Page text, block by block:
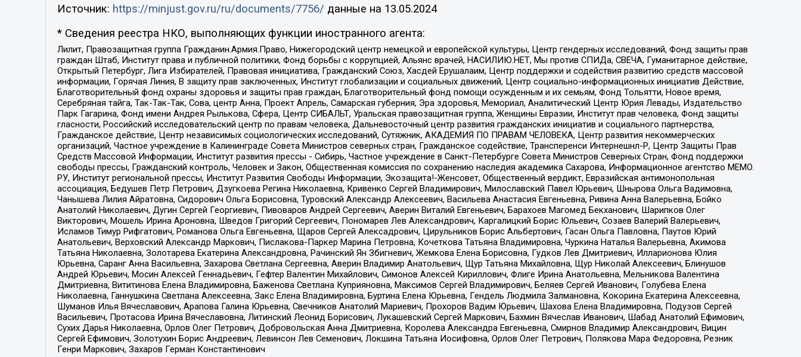
Источник: https://minjust.gov.ru/ru/documents/7756/ данные на 13.05.2024
* Сведения реестра НКО, выполняющих функции иностранного агента:
Лилит, Правозащитная группа Гражданин.Армия.Право, Нижегородский центр немецкой и европейской культуры, Центр гендерных исследований, Фонд защиты прав
граждан Штаб, Институт права и публичной политики, Фонд борьбы с коррупцией, Альянс врачей, НАСИЛИЮ.НЕТ, Мы против СПИДа, СВЕЧА, Гуманитарное действие,
Открытый Петербург, Лига Избирателей, Правовая инициатива, Гражданский Союз, Хасдей Ерушалаим, Центр поддержки и содействия развитию средств массовой
информации, Горячая Линия, В защиту прав заключенных, Институт глобализации и социальных движений, Центр социально-информационных инициатив Действие,
Благотворительный фонд охраны здоровья и защиты прав граждан, Благотворительный фонд помощи осужденным и их семьям, Фонд Тольятти, Новое время,
Серебряная тайга, Так-Так-Так, Сова, центр Анна, Проект Апрель, Самарская губерния, Эра здоровья, Мемориал, Аналитический Центр Юрия Левады, Издательство
Парк Гагарина, Фонд имени Андрея Рылькова, Сфера, Центр СИБАЛЬТ, Уральская правозащитная группа, Женщины Евразии, Институт прав человека, Фонд защиты
гласности, Российский исследовательский центр по правам человека, Дальневосточный центр развития гражданских инициатив и социального партнерства,
Гражданское действие, Центр независимых социологических исследований, Сутяжник, АКАДЕМИЯ ПО ПРАВАМ ЧЕЛОВЕКА, Центр развития некоммерческих
организаций, Частное учреждение в Калининграде Совета Министров северных стран, Гражданское содействие, Трансперенси Интернешнл-Р, Центр Защиты Прав
Средств Массовой Информации, Институт развития прессы - Сибирь, Частное учреждение в Санкт-Петербурге Совета Министров Северных Стран, Фонд поддержки
свободы прессы, Гражданский контроль, Человек и Закон, Общественная комиссия по сохранению наследия академика Сахарова, Информационное агентство МЕМО.
РУ, Институт региональной прессы, Институт Развития Свободы Информации, Экозащита!-Женсовет, Общественный вердикт, Евразийская антимонопольная
ассоциация, Бедушев Петр Петрович, Дзугкоева Регина Николаевна, Кривенко Сергей Владимирович, Милославский Павел Юрьевич, Шнырова Ольга Вадимовна,
Чанышева Лилия Айратовна, Сидорович Ольга Борисовна, Туровский Александр Алексеевич, Васильева Анастасия Евгеньевна, Ривина Анна Валерьевна, Бойко
Анатолий Николаевич, Дугин Сергей Георгиевич, Пивоваров Андрей Сергеевич, Аверин Виталий Евгеньевич, Барахоев Магомед Бекханович, Шарипков Олег
Викторович, Мошель Ирина Ароновна, Шведов Григорий Сергеевич, Пономарев Лев Александрович, Каргалицкий Борис Юльевич, Созаев Валерий Валерьевич,
Исламов Тимур Рифгатович, Романова Ольга Евгеньевна, Щаров Сергей Алексадрович, Цирульников Борис Альбертович, Гасан Ольга Павловна, Паутов Юрий
Анатольевич, Верховский Александр Маркович, Пислакова-Паркер Марина Петровна, Кочеткова Татьяна Владимировна, Чуркина Наталья Валерьевна, Акимова
Татьяна Николаевна, Золотарева Екатерина Александровна, Рачинский Ян Збигневич, Жемкова Елена Борисовна, Гудков Лев Дмитриевич, Илларионова Юлия
Юрьевна, Саранг Анна Васильевна, Захарова Светлана Сергеевна, Аверин Владимир Анатольевич, Щур Татьяна Михайловна, Щур Николай Алексеевич, Блинушов
Андрей Юрьевич, Мосин Алексей Геннадьевич, Гефтер Валентин Михайлович, Симонов Алексей Кириллович, Флиге Ирина Анатольевна, Мельникова Валентина
Дмитриевна, Вититинова Елена Владимировна, Баженова Светлана Куприяновна, Максимов Сергей Владимирович, Беляев Сергей Иванович, Голубева Елена
Николаевна, Ганнушкина Светлана Алексеевна, Закс Елена Владимировна, Буртина Елена Юрьевна, Гендель Людмила Залмановна, Кокорина Екатерина Алексеевна,
Шуманов Илья Вячеславович, Арапова Галина Юрьевна, Свечников Анатолий Мариевич, Прохоров Вадим Юрьевич, Шахова Елена Владимировна, Подузов Сергей
Васильевич, Протасова Ирина Вячеславовна, Литинский Леонид Борисович, Лукашевский Сергей Маркович, Бахмин Вячеслав Иванович, Шабад Анатолий Ефимович,
Сухих Дарья Николаевна, Орлов Олег Петрович, Добровольская Анна Дмитриевна, Королева Александра Евгеньевна, Смирнов Владимир Александрович, Вицин
Сергей Ефимович, Золотухин Борис Андреевич, Левинсон Лев Семенович, Локшина Татьяна Иосифовна, Орлов Олег Петрович, Полякова Мара Федоровна, Резник
Генри Маркович, Захаров Герман Константинович